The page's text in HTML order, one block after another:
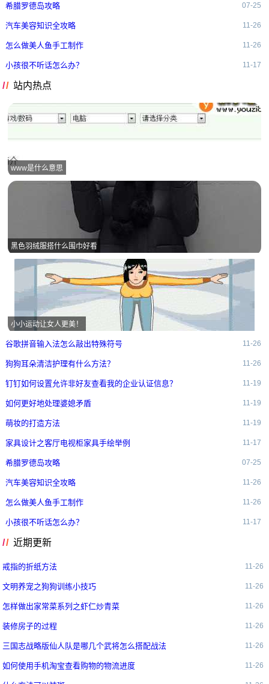
希腊罗德岛攻略 07-25
汽车美容知识全攻略 11-26
怎么做美人鱼手工制作 11-26
小孩很不听话怎么办？ 11-17
站内热点
www是什么意思
黑色羽绒服搭什么围巾好看
小小运动让女人更美！
谷歌拼音输入法怎么敲出特殊符号 11-26
狗狗耳朵清洁护理有什么方法？ 11-26
钉钉如何设置允许非好友查看我的企业认证信息？ 11-19
如何更好地处理婆媳矛盾 11-19
萌妆的打造方法 11-19
家具设计之客厅电视柜家具手绘举例 11-17
希腊罗德岛攻略 07-25
汽车美容知识全攻略 11-26
怎么做美人鱼手工制作 11-26
小孩很不听话怎么办？ 11-17
近期更新
戒指的折纸方法 11-26
文明养宠之狗狗训练小技巧 11-26
怎样做出家常菜系列之虾仁炒青菜 11-26
装修房子的过程 11-26
三国志战略版仙人队是哪几个武将怎么搭配战法 11-26
如何使用手机淘宝查看购物的物流进度 11-26